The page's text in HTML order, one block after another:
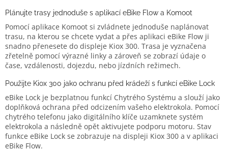
Plánujte trasy jednoduše s aplikací eBike Flow a Komoot
Pomocí aplikace Komoot si zvládnete jednoduše naplánovat
trasu, na kterou se chcete vydat a přes aplikaci eBike Flow ji
snadno přenesete do displeje Kiox 300. Trasa je vyznačena
zřetelně pomocí výrazné linky a zároveň se zobrazí údaje o
čase, vzdálenosti, dojezdu, nebo jízdních režimech.
Použijte Kiox 300 jako ochranu před krádeží s funkcí eBike Lock
eBike Lock je bezplatnou funkcí Chytrého Systému a slouží jako
doplňková ochrana před odcizením vašeho elektrokola. Pomocí
chytrého telefonu jako digitálního klíče uzamknete systém
elektrokola a následně opět aktivujete podporu motoru. Stav
funkce eBike Lock se zobrazuje na displeji Kiox 300 a v aplikaci
eBike Flow.